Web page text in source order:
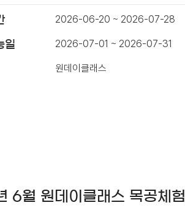
2026-06-20 ~ 2026-07-28
일 2026-07-01 ~ 2026-07-31
원데이클래스
6월 원데이클래스 목공체험